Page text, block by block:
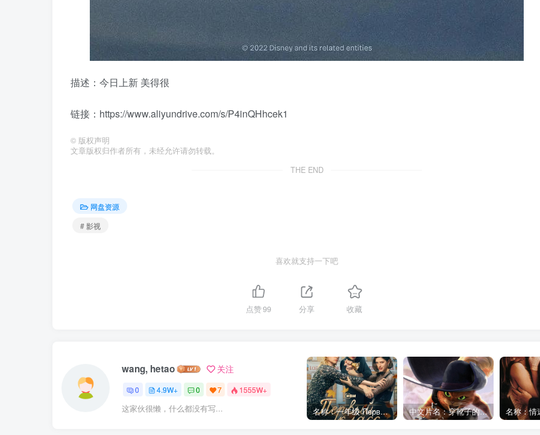
描述：今日上新 美得很
链接：https://www.aliyundrive.com/s/P4inQHhcek1
© 版权声明
文章版权归作者所有，未经允许请勿转载。
THE END
网盘资源
# 影视
喜欢就支持一下吧
点赞99 分享 收藏
wang, hetao 关注
0 4.9W+ 0 7 1555W+
这家伙很懒，什么都没有写... 名称：一年级 Первый класс (2024) [1080P] [俄语中字] 中文片名：穿靴子的猫2 1080p